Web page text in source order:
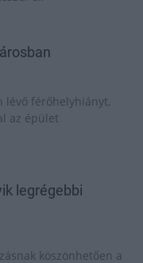
lévő férőhelyhiányt,
az épület
legrégebbi
köszönhetően a